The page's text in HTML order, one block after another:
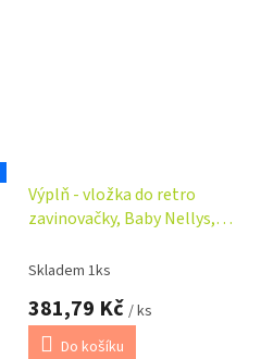
Výplň - vložka do retro
zavinovačky, Baby Nellys,
Skladem 1ks
381,79 Kč / ks
Do košíku